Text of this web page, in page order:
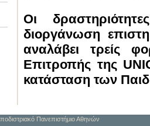
Οι
διοργάνωση
αναλάβει τρείς
Επιτροπής της
κατάσταση των
Πανεπιστήμιο Αθηνών